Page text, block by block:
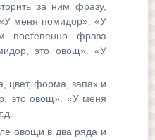
за ним фразу,
меня помидор». «У
постепенно фраза
это овощ». «У
цвет, форма, запах и
это овощ». «У меня
овощи в два ряда и